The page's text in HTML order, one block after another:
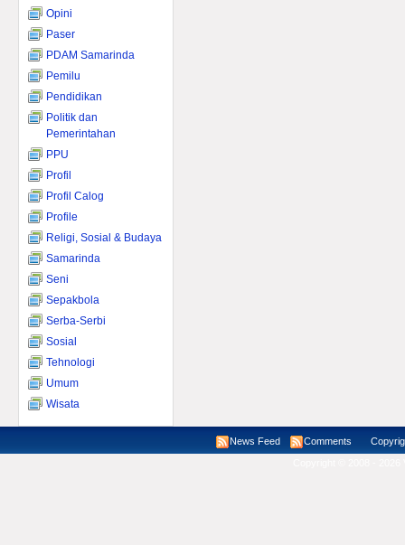
Opini
Paser
PDAM Samarinda
Pemilu
Pendidikan
Politik dan
Pemerintahan
PPU
Profil
Profil Calog
Profile
Religi, Sosial & Budaya
Samarinda
Seni
Sepakbola
Serba-Serbi
Sosial
Tehnologi
Umum
Wisata
News Feed Comments Copyright